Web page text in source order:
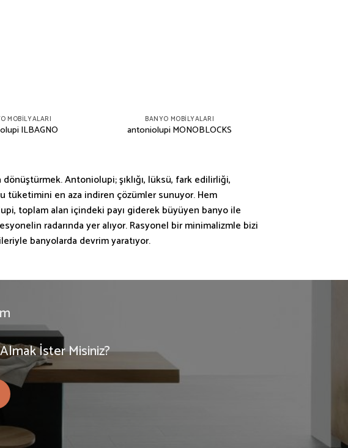
MOBILYALARI
ILBAGNO
BANYO MOBILYALARI
antoniolupi MONOBLOCKS
dönüştürmek. Antoniolupi; şıklığı, lüksü, fark edilirliği,
en aza indiren çözümler sunuyor. Hem
toplam alan içindeki payı giderek büyüyen banyo ile
radarında yer alıyor. Rasyonel bir minimalizmle bizi
banyolarda devrim yaratıyor.
İster Misiniz?